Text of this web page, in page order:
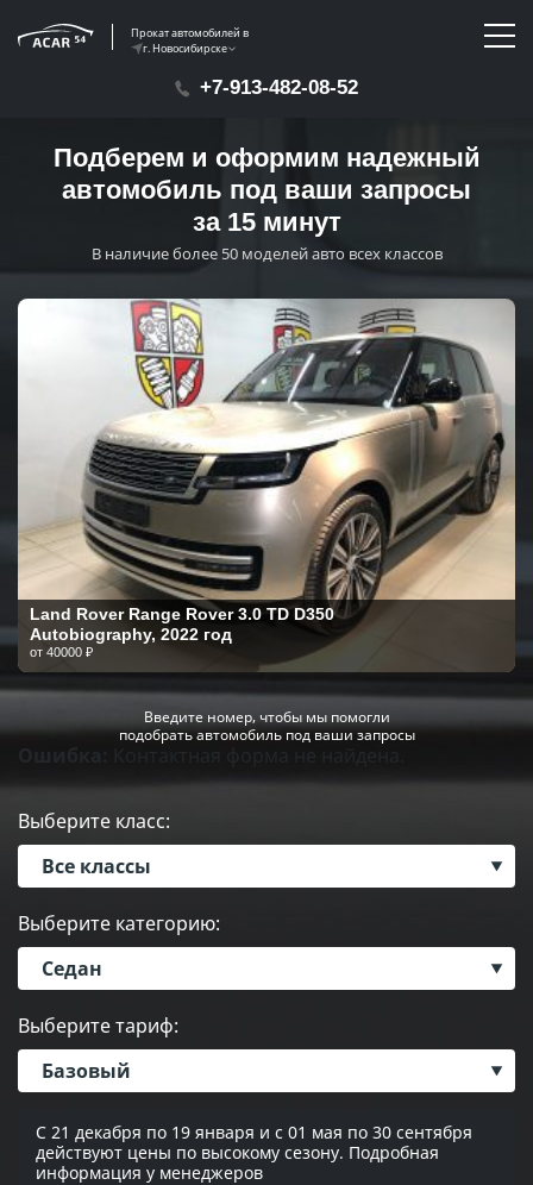
Прокат автомобилей в
г. Новосибирске
+7-913-482-08-52
Подберем и оформим надежный
автомобиль под ваши запросы
за 15 минут
В наличие более 50 моделей авто всех классов
Land Rover Range Rover 3.0 TD D350
Autobiography, 2022 год
от 40000 ₽
Введите номер, чтобы мы помогли
подобрать автомобиль под ваши запросы
Контактная форма не найдена.
Выберите класс:
Все классы
Выберите категорию:
Седан
Выберите тариф:
Базовый
С 21 декабря по 19 января и с 01 мая по 30 сентября
действуют цены по высокому сезону. Подробная
информация у менеджеров